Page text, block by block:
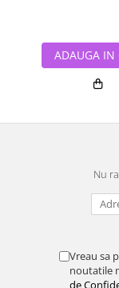
ADAUGA IN
Nu
Vreau sa
noutatile
de